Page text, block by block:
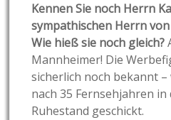
Kennen Sie noch Herrn
sympathischen Herrn
Wie hieß sie noch gleich?
Mannheimer! Die
sicherlich noch bekannt –
nach 35 Fernsehjahren
Ruhestand geschickt.